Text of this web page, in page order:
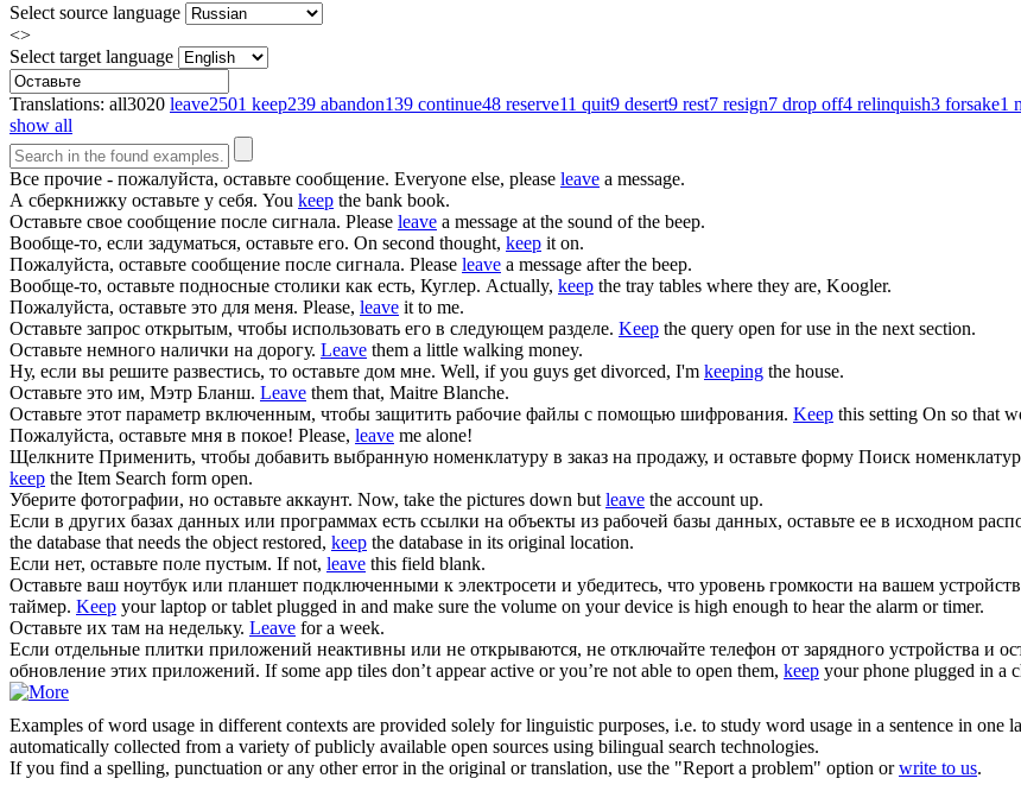
Select source language
<>
Select target language
Translations: all3020 leave2501 keep239 abandon139 continue48 reserve11 quit9 desert9 rest7 resign7 drop off4 relinquish3 forsake1
show all
Все прочие - пожалуйста, оставьте сообщение. Everyone else, please leave a message.
А сберкнижку оставьте у себя. You keep the bank book.
Оставьте свое сообщение после сигнала. Please leave a message at the sound of the beep.
Вообще-то, если задуматься, оставьте его. On second thought, keep it on.
Пожалуйста, оставьте сообщение после сигнала. Please leave a message after the beep.
Вообще-то, оставьте подносные столики как есть, Куглер. Actually, keep the tray tables where they are, Koogler.
Пожалуйста, оставьте это для меня. Please, leave it to me.
Оставьте запрос открытым, чтобы использовать его в следующем разделе. Keep the query open for use in the next section.
Оставьте немного налички на дорогу. Leave them a little walking money.
Ну, если вы решите развестись, то оставьте дом мне. Well, if you guys get divorced, I'm keeping the house.
Оставьте это им, Мэтр Бланш. Leave them that, Maitre Blanche.
Оставьте этот параметр включенным, чтобы защитить рабочие файлы с помощью шифрования. Keep this setting On so that
Пожалуйста, оставьте мня в покое! Please, leave me alone!
Щелкните Применить, чтобы добавить выбранную номенклатуру в заказ на продажу, и оставьте форму Поиск
keep the Item Search form open.
Уберите фотографии, но оставьте аккаунт. Now, take the pictures down but leave the account up.
Если в других базах данных или программах есть ссылки на объекты из рабочей базы данных, оставьте ее в исходном
the database that needs the object restored, keep the database in its original location.
Если нет, оставьте поле пустым. If not, leave this field blank.
Оставьте ваш ноутбук или планшет подключенными к электросети и убедитесь, что уровень громкости на вашем
таймер. Keep your laptop or tablet plugged in and make sure the volume on your device is high enough to hear the alarm or timer.
Оставьте их там на недельку. Leave for a week.
Если отдельные плитки приложений неактивны или не открываются, не отключайте телефон от зарядного устройства и
обновление этих приложений. If some app tiles don’t appear active or you’re not able to open them, keep your phone plugged in a
Examples of word usage in different contexts are provided solely for linguistic purposes, i.e. to study word usage in a sentence in one
automatically collected from a variety of publicly available open sources using bilingual search technologies.
If you find a spelling, punctuation or any other error in the original or translation, use the "Report a problem" option orwrite to us.